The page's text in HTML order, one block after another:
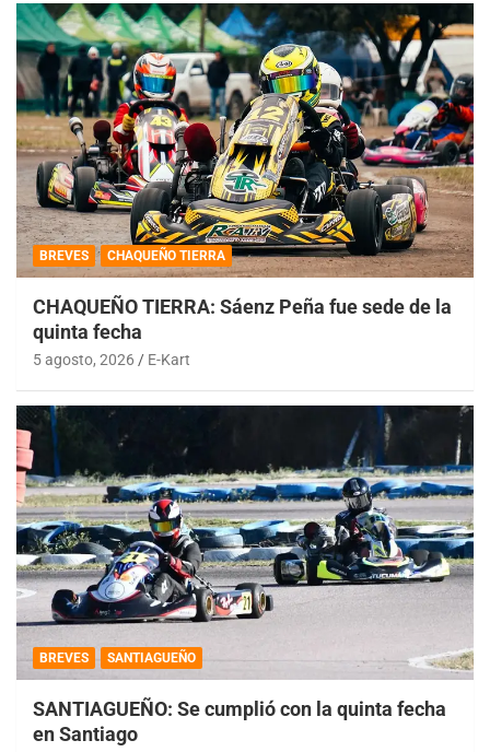
BREVES CHAQUEÑO TIERRA
CHAQUEÑO TIERRA: Sáenz Peña fue sede de la
quinta fecha
5 agosto, 2026 E-Kart
BREVES SANTIAGUEÑO
SANTIAGUEÑO: Se cumplió con la quinta fecha
en Santiago